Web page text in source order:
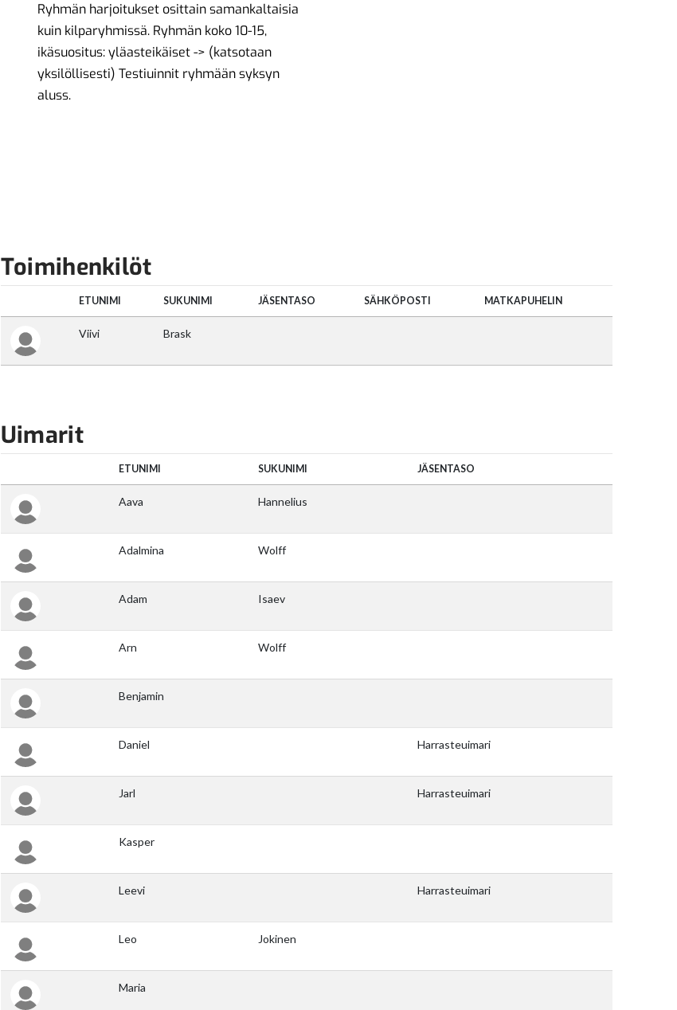
Ryhmän harjoitukset osittain samankaltaisia
kuin kilparyhmissä. Ryhmän koko 10-15,
ikäsuositus: yläasteikäiset -> (katsotaan
yksilöllisesti) Testiuinnit ryhmään syksyn
aluss.
Toimihenkilöt
Uimarit